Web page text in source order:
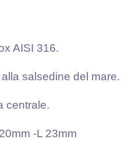
AISI 316.
alla salsedine del mare.
centrale.
-L 23mm